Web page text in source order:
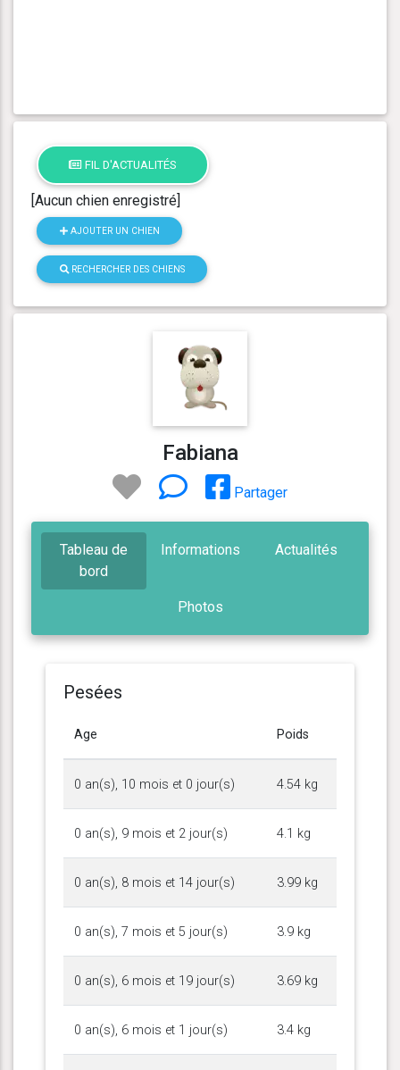
FIL D'ACTUALITÉS
[Aucun chien enregistré]
AJOUTER UN CHIEN
RECHERCHER DES CHIENS
Fabiana
Partager
Tableau de
bord
Informations Actualités
Photos
Pesées
Age Poids
0 an(s), 10 mois et 0 jour(s) 4.54 kg
0 an(s), 9 mois et 2 jour(s) 4.1 kg
0 an(s), 8 mois et 14 jour(s) 3.99 kg
0 an(s), 7 mois et 5 jour(s) 3.9 kg
0 an(s), 6 mois et 19 jour(s) 3.69 kg
0 an(s), 6 mois et 1 jour(s) 3.4 kg